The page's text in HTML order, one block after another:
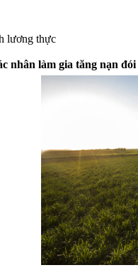
lương thực
nhân làm gia tăng nạn